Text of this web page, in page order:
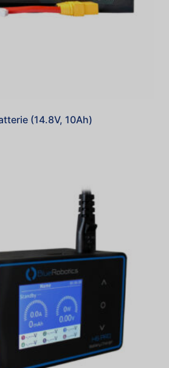
(14.8V, 10Ah)